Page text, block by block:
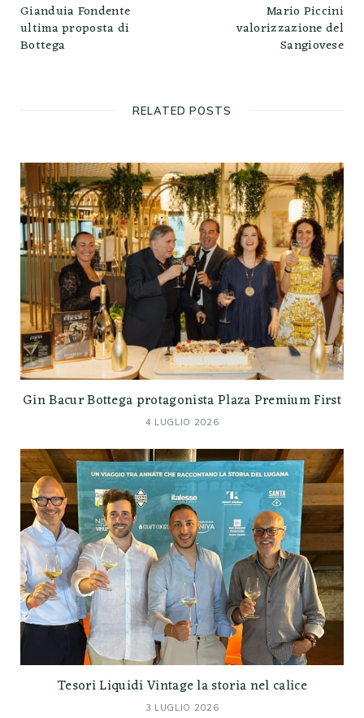
Gianduia Fondente
ultima proposta di
Bottega
Mario Piccini
valorizzazione del
Sangiovese
RELATED POSTS
Gin Bacur Bottega protagonista Plaza Premium First
4 LUGLIO 2026
Tesori Liquidi Vintage la storia nel calice
3 LUGLIO 2026